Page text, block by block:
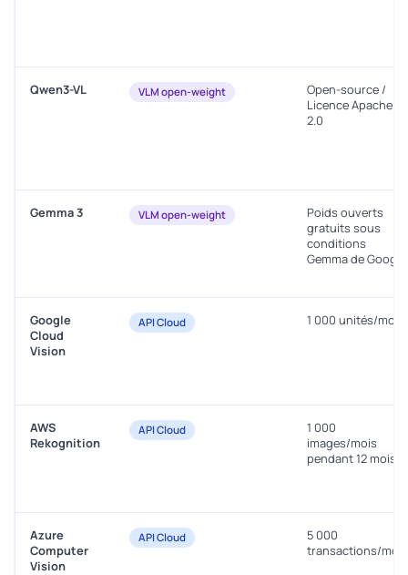
Qwen3-VL VLM open-weight
Open-source /
Licence Apache
2.0
Gemma 3 VLM open-weight
Poids ouverts
gratuits sous
conditions
Gemma de Google
Google
Cloud
Vision
API Cloud 1 000 unités/mois
AWS
Rekognition
API Cloud
1 000
images/mois
pendant 12 mois
Azure
Computer
Vision
API Cloud
5 000
transactions/mois